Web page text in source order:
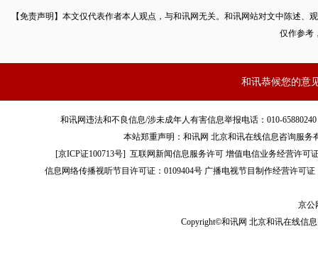
【免责声明】本文仅代表作者本人观点，与和讯网无关。和讯网站对文中陈述
仅作参考
和讯恭候您的意
和讯网违法和不良信息/涉未成年人有害信息举报电话：010-
本站郑重声明：和讯网 北京和讯在线信息咨询服
[京ICP证100713号]互联网新闻信息服务许可 增值电信业务经营许可
信息网络传播视听节目许可证：0109404号 广播电视节目制作经营许可证
京公
Copyright©和讯网 北京和讯在线信